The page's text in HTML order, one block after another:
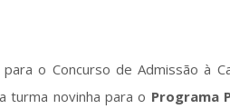
o Concurso de Admissão à
turma novinha para o Programa